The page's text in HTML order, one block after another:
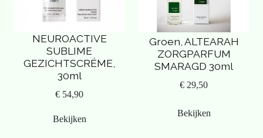
NEUROACTIVE
SUBLIME
GEZICHTSCRÉME,
30ml
€ 54,90
Bekijken
Groen, ALTEARAH
ZORGPARFUM
SMARAGD 30ml
€ 29,50
Bekijken